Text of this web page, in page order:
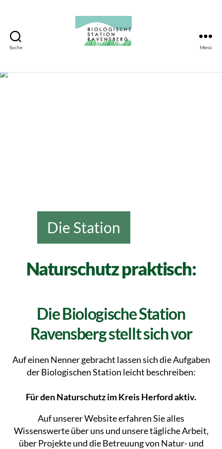
Suche
Ravensberg
Menü
Die Station
Naturschutz praktisch:
Die Biologische Station
Ravensberg stellt sich vor
Auf einen Nenner gebracht lassen sich die Aufgaben
der Biologischen Station leicht beschreiben:
Für den Naturschutz im Kreis Herford aktiv.
Auf unserer Website erfahren Sie alles
Wissenswerte über uns und unsere tägliche Arbeit,
über Projekte und die Betreuung von Natur- und